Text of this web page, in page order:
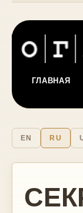
ГЛАВНАЯ
EN RU